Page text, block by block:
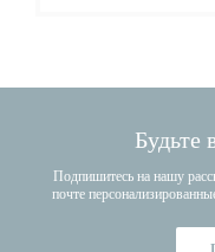
Будьте
Подпишитесь на нашу
почте